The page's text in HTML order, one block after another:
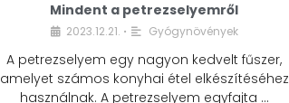
Mindent a petrezselyemről
2023.12.21. • Gyógynövények
A petrezselyem egy nagyon kedvelt fűszer,
amelyet számos konyhai étel elkészítéséhez
használnak. A petrezselyem egyfajta …